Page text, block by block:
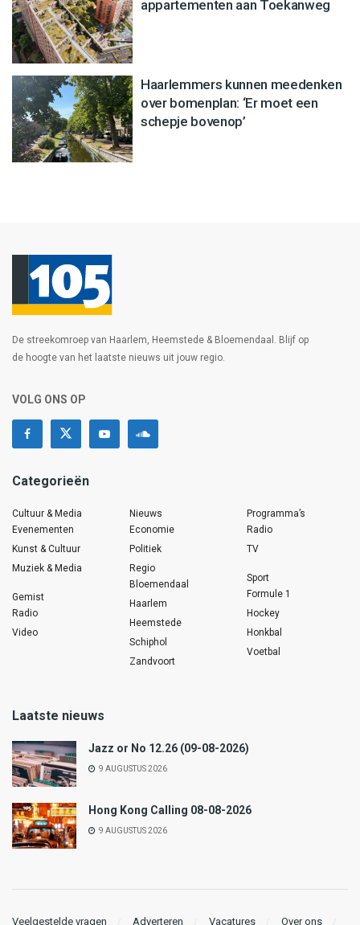
appartementen aan Toekanweg
Haarlemmers kunnen meedenken
over bomenplan: ‘Er moet een
schepje bovenop’
De streekomroep van Haarlem, Heemstede & Bloemendaal. Blijf op
de hoogte van het laatste nieuws uit jouw regio.
VOLG ONS OP
Categorieën
Cultuur & Media
Evenementen
Kunst & Cultuur
Muziek & Media
Gemist
Radio
Video
Nieuws
Economie
Politiek
Regio
Bloemendaal
Haarlem
Heemstede
Schiphol
Zandvoort
Programma’s
Radio
TV
Sport
Formule 1
Hockey
Honkbal
Voetbal
Laatste nieuws
Jazz or No 12.26 (09-08-2026)
9 AUGUSTUS 2026
Hong Kong Calling 08-08-2026
9 AUGUSTUS 2026
Veelgestelde vragen Adverteren Vacatures Over ons